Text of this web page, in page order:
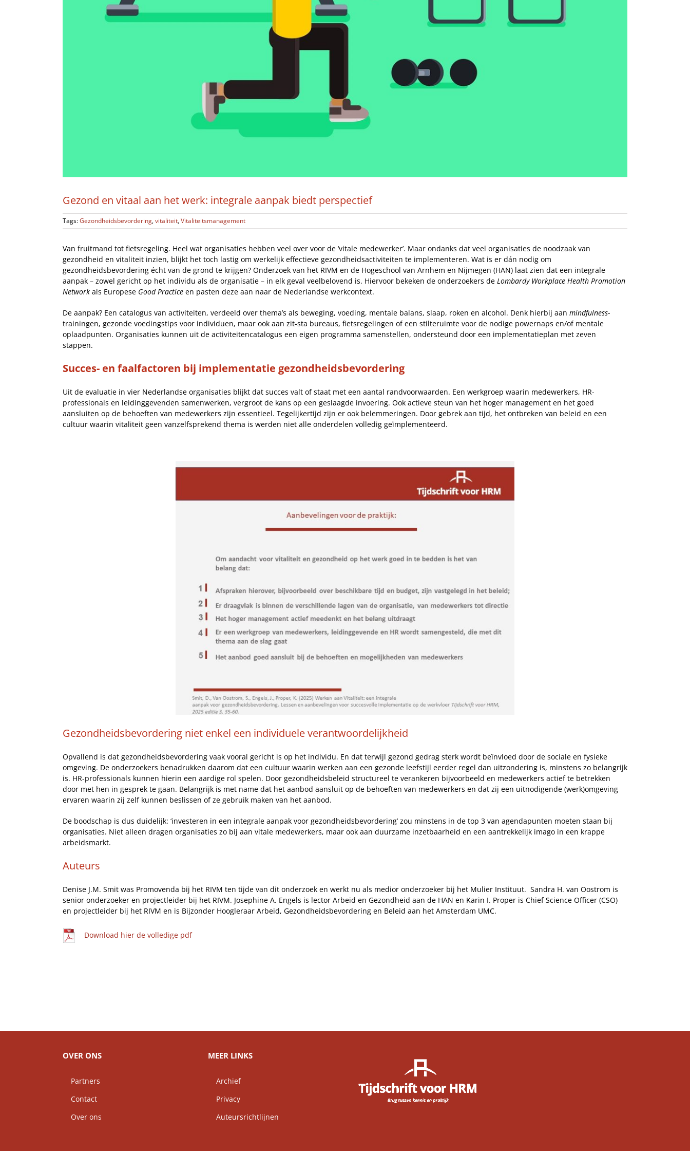
Gezond en vitaal aan het werk: integrale aanpak biedt perspectief
Tags:Gezondheidsbevordering,vitaliteit,Vitaliteitsmanagement
Van fruitmand tot fietsregeling. Heel wat organisaties hebben veel over voor de ‘vitale medewerker’. Maar ondanks dat veel organisaties de noodzaak van
gezondheid en vitaliteit inzien, blijkt het toch lastig om werkelijk effectieve gezondheidsactiviteiten te implementeren. Wat is er dán nodig om
gezondheidsbevordering écht van de grond te krijgen? Onderzoek van het RIVM en de Hogeschool van Arnhem en Nijmegen (HAN) laat zien dat een integrale
aanpak – zowel gericht op het individu als de organisatie – in elk geval veelbelovend is. Hiervoor bekeken de onderzoekers de Lombardy Workplace Health Promotion
Network als Europese Good Practice en pasten deze aan naar de Nederlandse werkcontext.
De aanpak? Een catalogus van activiteiten, verdeeld over thema’s als beweging, voeding, mentale balans, slaap, roken en alcohol. Denk hierbij aan mindfulness-
trainingen, gezonde voedingstips voor individuen, maar ook aan zit-sta bureaus, fietsregelingen of een stilteruimte voor de nodige powernaps en/of mentale
oplaadpunten. Organisaties kunnen uit de activiteitencatalogus een eigen programma samenstellen, ondersteund door een implementatieplan met zeven
stappen.
Succes- en faalfactoren bij implementatie gezondheidsbevordering
Uit de evaluatie in vier Nederlandse organisaties blijkt dat succes valt of staat met een aantal randvoorwaarden. Een werkgroep waarin medewerkers, HR-
professionals en leidinggevenden samenwerken, vergroot de kans op een geslaagde invoering. Ook actieve steun van het hoger management en het goed
aansluiten op de behoeften van medewerkers zijn essentieel. Tegelijkertijd zijn er ook belemmeringen. Door gebrek aan tijd, het ontbreken van beleid en een
cultuur waarin vitaliteit geen vanzelfsprekend thema is werden niet alle onderdelen volledig geïmplementeerd.
Gezondheidsbevordering niet enkel een individuele verantwoordelijkheid
Opvallend is dat gezondheidsbevordering vaak vooral gericht is op het individu. En dat terwijl gezond gedrag sterk wordt beïnvloed door de sociale en fysieke
omgeving. De onderzoekers benadrukken daarom dat een cultuur waarin werken aan een gezonde leefstijl eerder regel dan uitzondering is, minstens zo belangrijk
is. HR-professionals kunnen hierin een aardige rol spelen. Door gezondheidsbeleid structureel te verankeren bijvoorbeeld en medewerkers actief te betrekken
door met hen in gesprek te gaan. Belangrijk is met name dat het aanbod aansluit op de behoeften van medewerkers en dat zij een uitnodigende (werk)omgeving
ervaren waarin zij zelf kunnen beslissen of ze gebruik maken van het aanbod.
De boodschap is dus duidelijk: ‘investeren in een integrale aanpak voor gezondheidsbevordering’ zou minstens in de top 3 van agendapunten moeten staan bij
organisaties. Niet alleen dragen organisaties zo bij aan vitale medewerkers, maar ook aan duurzame inzetbaarheid en een aantrekkelijk imago in een krappe
arbeidsmarkt.
Auteurs
Denise J.M. Smit was Promovenda bij het RIVM ten tijde van dit onderzoek en werkt nu als medior onderzoeker bij het Mulier Instituut. Sandra H. van Oostrom is
senior onderzoeker en projectleider bij het RIVM. Josephine A. Engels is lector Arbeid en Gezondheid aan de HAN en Karin I. Proper is Chief Science Officer (CSO)
en projectleider bij het RIVM en is Bijzonder Hoogleraar Arbeid, Gezondheidsbevordering en Beleid aan het Amsterdam UMC.
Download hier de volledige pdf
OVER ONS
Partners
Contact
Over ons
MEER LINKS
Archief
Privacy
Auteursrichtlijnen